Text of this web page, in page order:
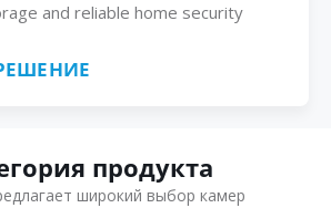
and reliable home security
продукта
широкий выбор камер